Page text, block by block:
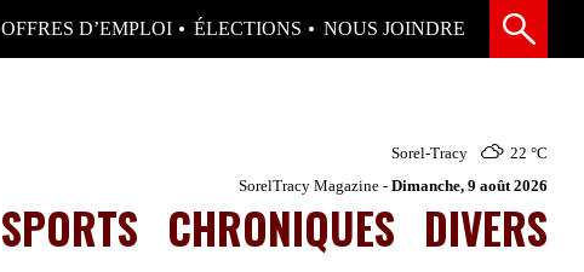
OFFRES D’EMPLOI ÉLECTIONS NOUS JOINDRE
Sorel-Tracy 22 °C
SorelTracy Magazine - Dimanche, 9 août 2026
SPORTS CHRONIQUES DIVERS